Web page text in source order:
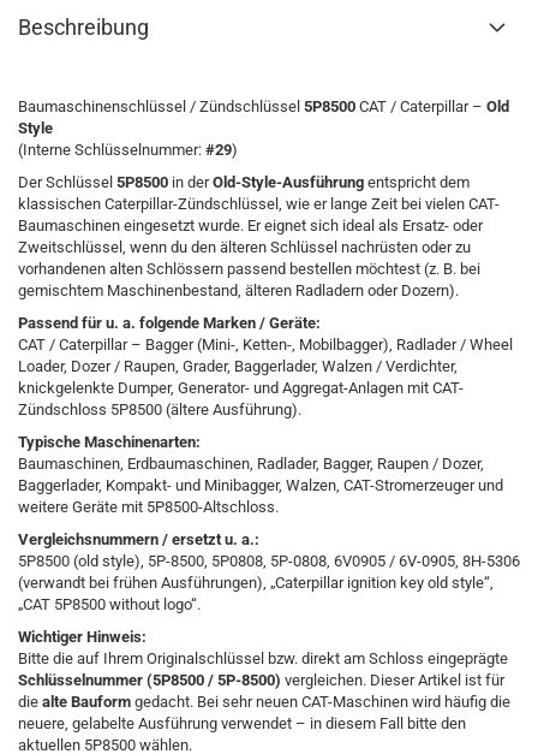
Beschreibung
Baumaschinenschlüssel / Zündschlüssel 5P8500 CAT / Caterpillar – Old
Style
(Interne Schlüsselnummer: #29)
Der Schlüssel 5P8500 in derOld-Style-Ausführung entspricht dem
klassischen Caterpillar-Zündschlüssel, wie er lange Zeit bei vielen CAT-
Baumaschinen eingesetzt wurde. Er eignet sich ideal als Ersatz- oder
Zweitschlüssel, wenn du den älteren Schlüssel nachrüsten oder zu
vorhandenen alten Schlössern passend bestellen möchtest (z. B. bei
gemischtem Maschinenbestand, älteren Radladern oder Dozern).
Passend für u. a. folgende Marken / Geräte:
CAT / Caterpillar – Bagger (Mini-, Ketten-, Mobilbagger), Radlader / Wheel
Loader, Dozer / Raupen, Grader, Baggerlader, Walzen / Verdichter,
knickgelenkte Dumper, Generator- und Aggregat-Anlagen mit CAT-
Zündschloss 5P8500 (ältere Ausführung).
Typische Maschinenarten:
Baumaschinen, Erdbaumaschinen, Radlader, Bagger, Raupen / Dozer,
Baggerlader, Kompakt- und Minibagger, Walzen, CAT-Stromerzeuger und
weitere Geräte mit 5P8500-Altschloss.
Vergleichsnummern / ersetzt u. a.:
5P8500 (old style), 5P-8500, 5P0808, 5P-0808, 6V0905 / 6V-0905, 8H-5306
(verwandt bei frühen Ausführungen), „Caterpillar ignition key old style“,
„CAT 5P8500 without logo“.
Wichtiger Hinweis:
Bitte die auf Ihrem Originalschlüssel bzw. direkt am Schloss eingeprägte
Schlüsselnummer (5P8500 / 5P-8500) vergleichen. Dieser Artikel ist für
die alte Bauform gedacht. Bei sehr neuen CAT-Maschinen wird häufig die
neuere, gelabelte Ausführung verwendet – in diesem Fall bitte den
aktuellen 5P8500 wählen.